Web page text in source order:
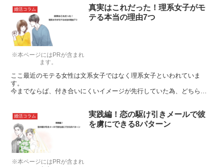
※本ページにはPRが含まれ
ます。
婚活コラム
真実はこれだった！理系女子がモ
テる本当の理由7つ
ここ最近のモテる女性は文系女子ではなく理系女子といわれていま
す。
今までならば、付き合いにくいイメージが先行していた為、どちらか
まだ理系女子の魅力が分からない！という方に、リケジョのモテる理
由をご説明します。
※本ページにはPRが含まれ
婚活コラム
実践編！恋の駆け引きメールで彼
を虜にできる8パターン